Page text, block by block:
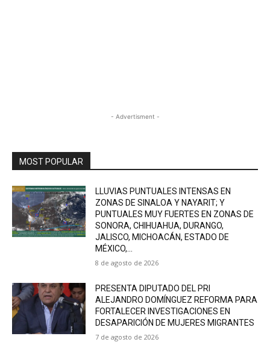
- Advertisment -
MOST POPULAR
LLUVIAS PUNTUALES INTENSAS EN
ZONAS DE SINALOA Y NAYARIT; Y
PUNTUALES MUY FUERTES EN ZONAS DE
SONORA, CHIHUAHUA, DURANGO,
JALISCO, MICHOACÁN, ESTADO DE
MÉXICO,...
8 de agosto de 2026
PRESENTA DIPUTADO DEL PRI
ALEJANDRO DOMÍNGUEZ REFORMA PARA
FORTALECER INVESTIGACIONES EN
DESAPARICIÓN DE MUJERES MIGRANTES
7 de agosto de 2026